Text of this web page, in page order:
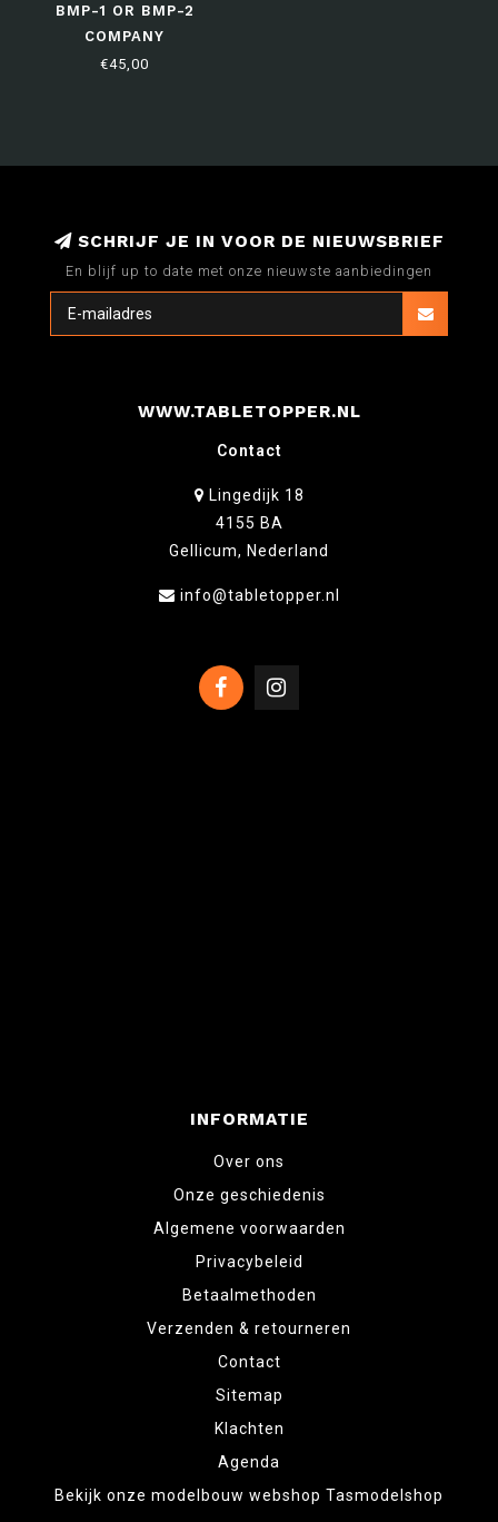
BMP-1 OR BMP-2
COMPANY
€45,00
SCHRIJF JE IN VOOR DE NIEUWSBRIEF
En blijf up to date met onze nieuwste aanbiedingen
WWW.TABLETOPPER.NL
Contact
Lingedijk 18
4155 BA
Gellicum, Nederland
info@tabletopper.nl
INFORMATIE
Over ons
Onze geschiedenis
Algemene voorwaarden
Privacybeleid
Betaalmethoden
Verzenden & retourneren
Contact
Sitemap
Klachten
Agenda
Bekijk onze modelbouw webshop Tasmodelshop